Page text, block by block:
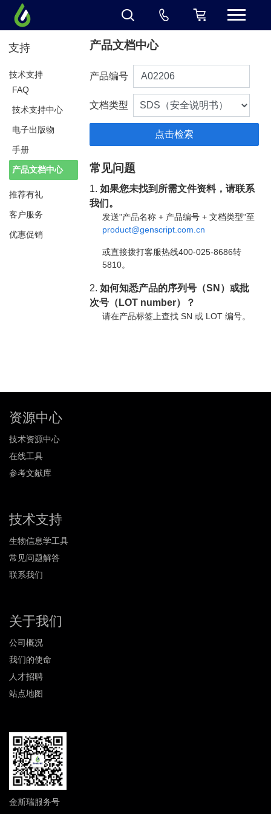
支持
技术支持
FAQ
技术支持中心
电子出版物
手册
产品文档中心
推荐有礼
客户服务
优惠促销
产品文档中心
产品编号
文档类型
常见问题
1.如果您未找到所需文件资料，请联系
我们。
发送"产品名称 + 产品编号 + 文档类型"至
product@genscript.com.cn
或直接拨打客服热线400-025-8686转
5810。
2.如何知悉产品的序列号（SN）或批
次号（LOT number）？
请在产品标签上查找 SN 或 LOT 编号。
资源中心
技术资源中心
在线工具
参考文献库
技术支持
生物信息学工具
常见问题解答
联系我们
关于我们
公司概况
我们的使命
人才招聘
站点地图
金斯瑞服务号